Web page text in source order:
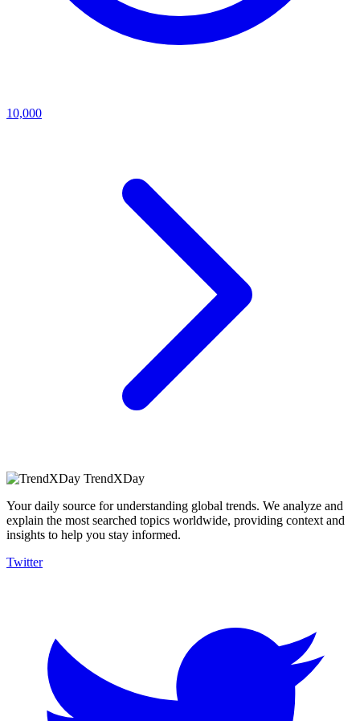
10,000
TrendXDay
Your daily source for understanding global trends. We analyze and
explain the most searched topics worldwide, providing context and
insights to help you stay informed.
Twitter